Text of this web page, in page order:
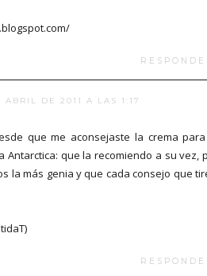
ABRIL DE 2011 A LAS 1:17
desde que me aconsejaste la crema
Antarctica: que la recomiendo a su vez,
la más genia y que cada consejo que